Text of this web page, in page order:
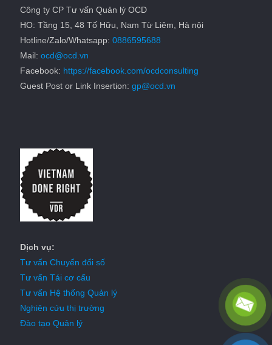
Công ty CP Tư vấn Quản lý OCD
HO: Tầng 15, 48 Tố Hữu, Nam Từ Liêm, Hà nội
Hotline/Zalo/Whatsapp: 0886595688
Mail: ocd@ocd.vn
Facebook: https://facebook.com/ocdconsulting
Guest Post or Link Insertion: gp@ocd.vn
Dịch vụ:
Tư vấn Chuyển đổi số
Tư vấn Tái cơ cấu
Tư vấn Hệ thống Quản lý
Nghiên cứu thị trường
Đào tạo Quản lý